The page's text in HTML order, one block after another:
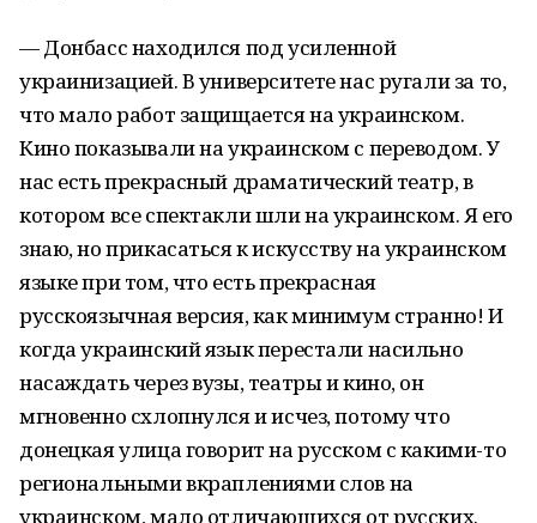
— Донбасс находился под усиленной
украинизацией. В университете нас ругали за то,
что мало работ защищается на украинском.
Кино показывали на украинском с переводом. У
нас есть прекрасный драматический театр, в
котором все спектакли шли на украинском. Я его
знаю, но прикасаться к искусству на украинском
языке при том, что есть прекрасная
русскоязычная версия, как минимум странно! И
когда украинский язык перестали насильно
насаждать через вузы, театры и кино, он
мгновенно схлопнулся и исчез, потому что
донецкая улица говорит на русском с какими-то
региональными вкраплениями слов на
украинском, мало отличающихся от русских.